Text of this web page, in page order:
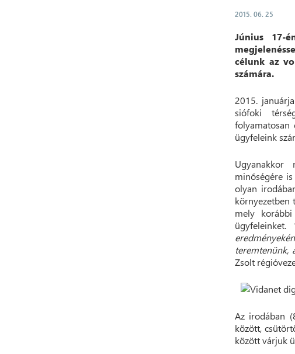
2015. 06. 25
Június 17-
célunk az
számára.
2015.
siófoki
ügyfeleink
Ugyanakkor
minőségére
olyan
környezetben
mely
ügyfeleinket.
teremtenünk,
Zsolt
Az irodában
között,
között várjuk